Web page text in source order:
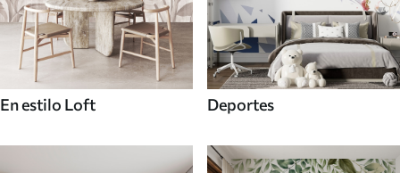
En estilo Loft Deportes